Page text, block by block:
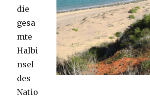
die
gesa
mte
Halbi
nsel
des
Natio